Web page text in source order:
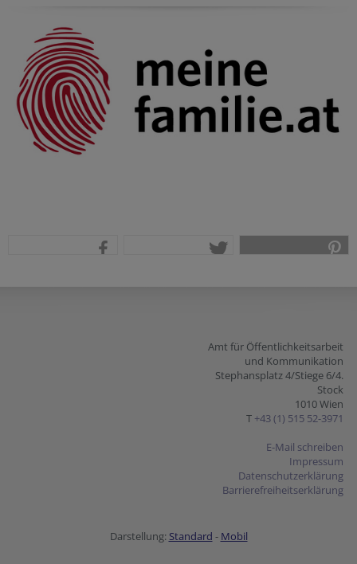
Amt für Öffentlichkeitsarbeit
und Kommunikation
Stephansplatz 4/Stiege 6/4.
Stock
1010 Wien
T +43 (1) 515 52-3971
E-Mail schreiben
Impressum
Datenschutzerklärung
Barrierefreiheitserklärung
Darstellung: Standard - Mobil